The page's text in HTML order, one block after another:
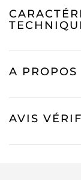
A PROPOS
AVIS